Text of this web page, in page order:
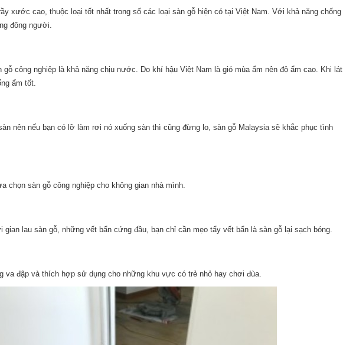
xước cao, thuộc loại tốt nhất trong số các loại sàn gỗ hiện có tại Việt Nam. Với khả năng chống
đông người.
công nghiệp là khả năng chịu nước. Do khí hậu Việt Nam là gió mùa ẩm nên độ ẩm cao. Khi lát
ẩm tốt.
nên nếu bạn có lỡ làm rơi nó xuống sàn thì cũng đừng lo, sàn gỗ Malaysia sẽ khắc phục tình
chọn sàn gỗ công nghiệp cho không gian nhà mình.
lau sàn gỗ, những vết bẩn cứng đầu, bạn chỉ cần mẹo tẩy vết bẩn là sàn gỗ lại sạch bóng.
va đập và thích hợp sử dụng cho những khu vực có trẻ nhỏ hay chơi đùa.